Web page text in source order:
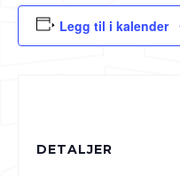
Legg til i kalender
DETALJER